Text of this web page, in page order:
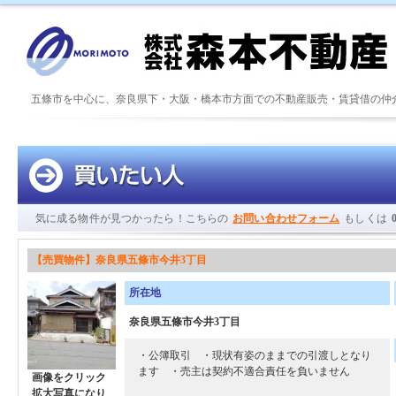
五條市を中心に、奈良県下・大阪・橋本市方面での不動産販売・賃貸借の
気に成る物件が見つかったら！こちらの お問い合わせフォーム もしくは
【売買物件】奈良県五條市今井3丁目
画像をクリック
拡大写真になり
所在地
奈良県五條市今井3丁目
・公簿取引 ・現状有姿のままでの引渡しとなり
ます ・売主は契約不適合責任を負いません